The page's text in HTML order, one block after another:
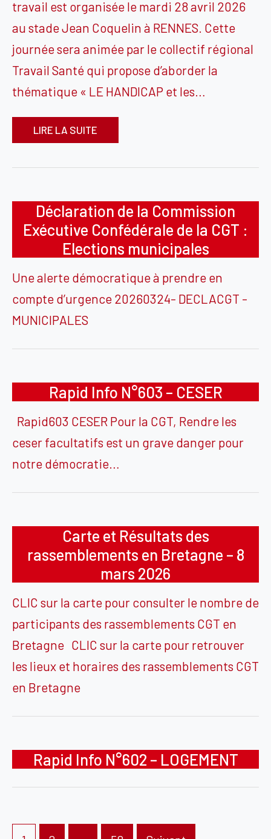
travail est organisée le mardi 28 avril 2026
au stade Jean Coquelin à RENNES. Cette
journée sera animée par le collectif régional
Travail Santé qui propose d’aborder la
thématique « LE HANDICAP et les…
LIRE LA SUITE
Déclaration de la Commission
Exécutive Confédérale de la CGT :
Elections municipales
Une alerte démocratique à prendre en
compte d’urgence 20260324- DECLACGT -
MUNICIPALES
Rapid Info N°603 – CESER
Rapid603 CESER Pour la CGT, Rendre les
ceser facultatifs est un grave danger pour
notre démocratie…
Carte et Résultats des
rassemblements en Bretagne – 8
mars 2026
CLIC sur la carte pour consulter le nombre de
participants des rassemblements CGT en
Bretagne CLIC sur la carte pour retrouver
les lieux et horaires des rassemblements CGT
en Bretagne
Rapid Info N°602 – LOGEMENT
Pagination